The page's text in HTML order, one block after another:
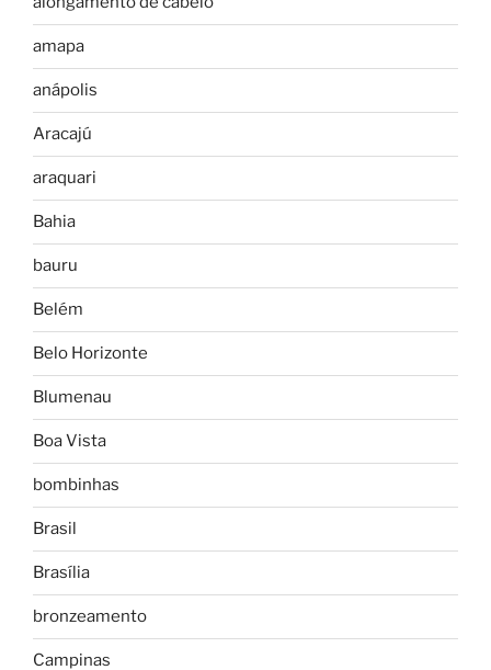
amapa
anápolis
Aracajú
araquari
Bahia
bauru
Belém
Belo Horizonte
Blumenau
Boa Vista
bombinhas
Brasil
Brasília
bronzeamento
Campinas